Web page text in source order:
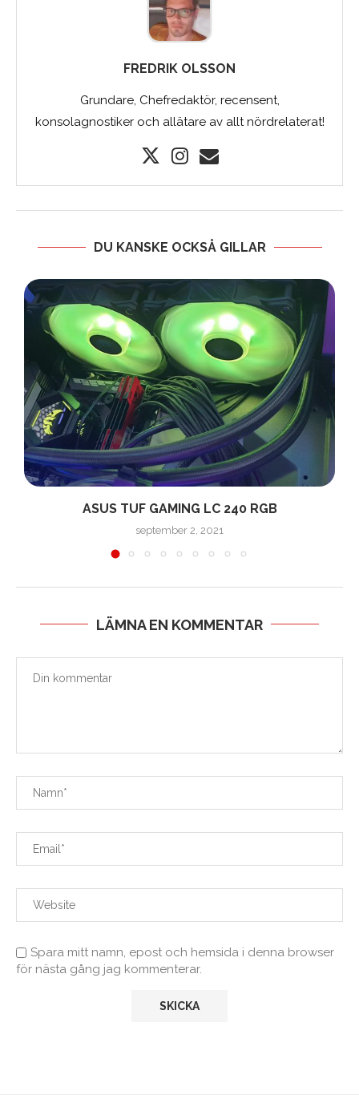
FREDRIK OLSSON
Grundare, Chefredaktör, recensent,
konsolagnostiker och allätare av allt nördrelaterat!
DU KANSKE OCKSÅ GILLAR
ASUS TUF GAMING LC 240 RGB
september 2, 2021
LÄMNA EN KOMMENTAR
Spara mitt namn, epost och hemsida i denna browser
för nästa gång jag kommenterar.